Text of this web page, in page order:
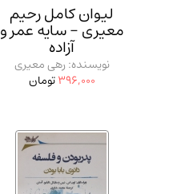
لیوان کامل رحیم
معیری - سایه عمر و
آزاده
نویسنده: رهی معیری
396,000تومان